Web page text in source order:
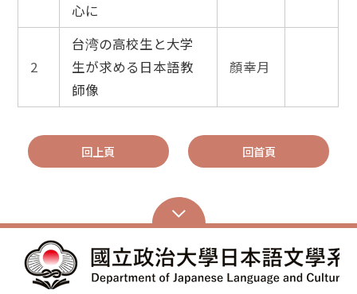
心に
2
台湾の高校生と大学
生が求める日本語教
師像
顏幸月
回上頁 回首頁